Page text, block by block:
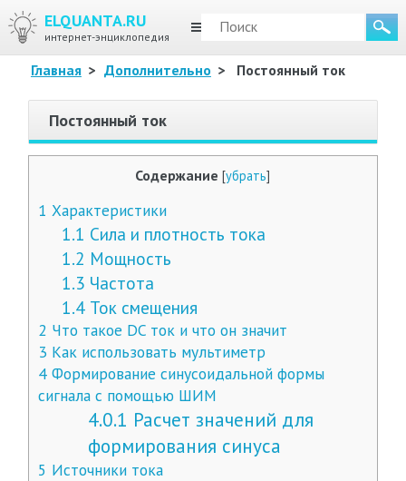
ELQUANTA.RU
интернет-энциклопедия
МЕНЮ
Главная > Дополнительно > Постоянный ток
Постоянный ток
Содержание [убрать]
1 Характеристики
1.1 Сила и плотность тока
1.2 Мощность
1.3 Частота
1.4 Ток смещения
2 Что такое DC ток и что он значит
3 Как использовать мультиметр
4Формирование синусоидальной формы
сигнала с помощью ШИМ
4.0.1 Расчет значений для
формирования синуса
5 Источники тока